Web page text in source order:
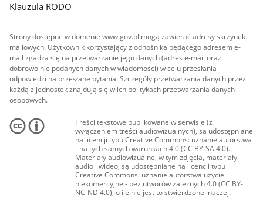
Klauzula RODO
Strony dostępne w domenie www.gov.pl mogą zawierać adresy skrzynek
mailowych. Użytkownik korzystający z odnośnika będącego adresem e-
mail zgadza się na przetwarzanie jego danych (adres e-mail oraz
dobrowolnie podanych danych w wiadomości) w celu przesłania
odpowiedzi na przesłane pytania. Szczegóły przetwarzania danych przez
każdą z jednostek znajdują się w ich politykach przetwarzania danych
osobowych.
Treści tekstowe publikowane w serwisie (z
wyłączeniem treści audiowizualnych), są udostępniane
na licencji typu Creative Commons: uznanie autorstwa
- na tych samych warunkach 4.0 (CC BY-SA 4.0).
Materiały audiowizualne, w tym zdjęcia, materiały
audio i wideo, są udostępniane na licencji typu
Creative Commons: uznanie autorstwa użycie
niekomercyjne - bez utworów zależnych 4.0 (CC BY-
NC-ND 4.0), o ile nie jest to stwierdzone inaczej.